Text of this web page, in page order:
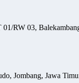
RW 03,
Jombang, Jawa